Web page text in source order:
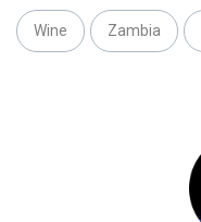
Wine Zambia